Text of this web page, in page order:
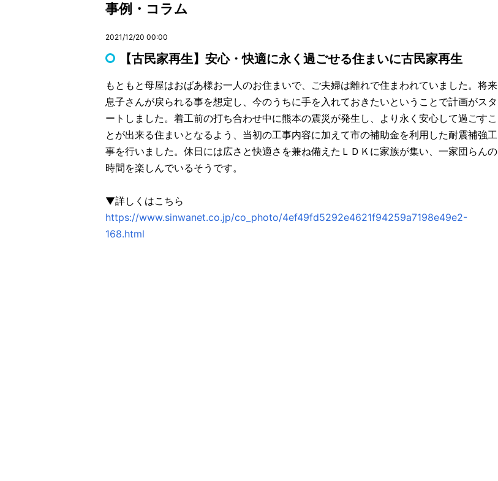
事例・コラム
2021/12/20 00:00
【古民家再生】安心・快適に永く過ごせる住まいに古民家再生
もともと母屋はおばあ様お一人のお住まいで、ご夫婦は離れで住まわれていました。将来
息子さんが戻られる事を想定し、今のうちに手を入れておきたいということで計画がスタ
ートしました。着工前の打ち合わせ中に熊本の震災が発生し、より永く安心して過ごすこ
とが出来る住まいとなるよう、当初の工事内容に加えて市の補助金を利用した耐震補強工
事を行いました。休日には広さと快適さを兼ね備えたＬＤＫに家族が集い、一家団らんの
時間を楽しんでいるそうです。
▼詳しくはこちら
https://www.sinwanet.co.jp/co_photo/4ef49fd5292e4621f94259a7198e49e2-
168.html